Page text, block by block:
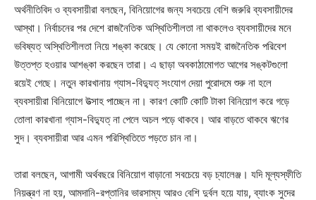
অর্থনীতিবিদ ও ব্যবসায়ীরা বলছেন, বিনিয়োগের জন্য সবচেয়ে বেশি জরুরি ব্যবসায়ীদের
আস্থা। নির্বাচনের পর দেশে রাজনৈতিক অস্থিতিশীলতা না থাকলেও ব্যবসায়ীদের মনে
ভবিষ্যত্ অস্থিতিশীলতা নিয়ে শঙ্কা করেছে। যে কোনো সময়ই রাজনৈতিক পরিবেশ
উত্তপ্ত হওয়ার আশঙ্কা করছেন তারা। এ ছাড়া অবকাঠামোগত আগের সঙ্কটগুলো
রয়েই গেছে। নতুন কারখানায় গ্যাস-বিদ্যুত্ সংযোগ দেয়া পুরোদমে শুরু না হলে
ব্যবসায়ীরা বিনিয়োগে উত্সাহ পাচ্ছেন না। কারণ কোটি কোটি টাকা বিনিয়োগ করে গড়ে
তোলা কারখানা গ্যাস-বিদ্যুত্ না পেলে অচল পড়ে থাকবে। আর বাড়তে থাকবে ঋণের
সুদ। ব্যবসায়ীরা আর এমন পরিস্থিতিতে পড়তে চান না।
তারা বলছেন, আগামী অর্থবছরে বিনিয়োগ বাড়ানো সবচেয়ে বড় চ্যালেঞ্জ। যদি মূল্যস্ফীতি
নিয়ন্ত্রণ না হয়, আমদানি-রপ্তানির ভারসাম্য আরও বেশি দুর্বল হয়ে যায়, ব্যাংক সুদের